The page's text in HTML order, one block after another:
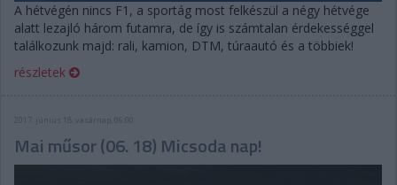
A hétvégén nincs F1, a sportág most felkészül a négy hétvége
alatt lezajló három futamra, de így is számtalan érdekességgel
találkozunk majd: rali, kamion, DTM, túraautó és a többiek!
részletek
2017. június 18. vasárnap, 06:00
Mai műsor (06. 18) Micsoda nap!